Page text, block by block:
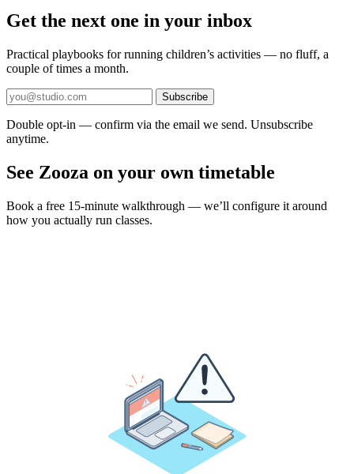
Get the next one in your inbox
Practical playbooks for running children’s activities — no fluff, a
couple of times a month.
Subscribe
Double opt-in — confirm via the email we send. Unsubscribe
anytime.
See Zooza on your own timetable
Book a free 15-minute walkthrough — we’ll configure it around
how you actually run classes.